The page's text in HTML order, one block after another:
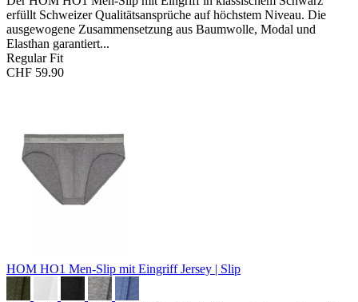
erfüllt Schweizer Qualitätsansprüche auf höchstem Niveau. Die
ausgewogene Zusammensetzung aus Baumwolle, Modal und
Elasthan garantiert...
Regular Fit
CHF 59.90
HOM HO1 Men-Slip mit EingriffJersey | Slip